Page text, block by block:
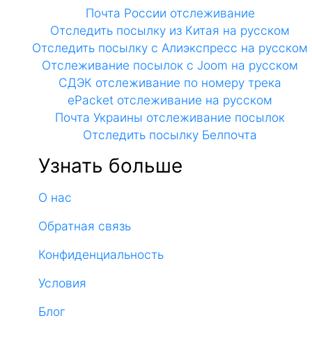
Почта России отслеживание
Отследить посылку из Китая на русском
Отследить посылку с Алиэкспресс на русском
Отслеживание посылок с Joom на русском
СДЭК отслеживание по номеру трека
ePacket отслеживание на русском
Почта Украины отслеживание посылок
Отследить посылку Белпочта
Узнать больше
О нас
Обратная связь
Конфиденциальность
Условия
Блог